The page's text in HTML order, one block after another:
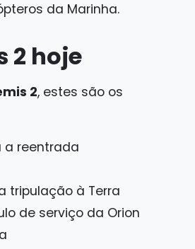
da Marinha.
2 hoje
2, estes são os
a reentrada
tripulação à Terra
de serviço da Orion